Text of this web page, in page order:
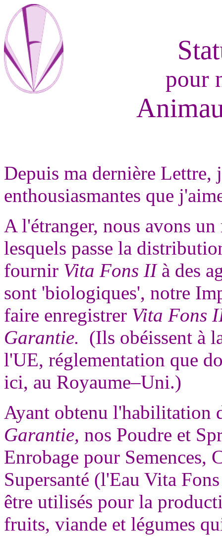
pour
Depuis ma dernière
enthousiasmantes que
A l'étranger, nous avons
lesquels passe la
fournir Vita Fons IIà des
sont 'biologiques', notre
faire enregistrer Vita Fons
Garantie. (Ils obéissent à
l'UE, réglementation que
ici, au Royaume–Uni.)
Ayant obtenu l'habilitation
Garantie, nos Poudre et
Enrobage pour Semences,
Supersanté (l'Eau Vita
être utilisés pour la
fruits, viande et légumes